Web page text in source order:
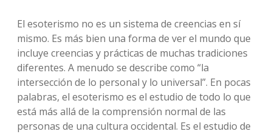
El esoterismo no es un sistema de creencias en sí
mismo. Es más bien una forma de ver el mundo que
incluye creencias y prácticas de muchas tradiciones
diferentes. A menudo se describe como “la
intersección de lo personal y lo universal”. En pocas
palabras, el esoterismo es el estudio de todo lo que
está más allá de la comprensión normal de las
personas de una cultura occidental. Es el estudio de